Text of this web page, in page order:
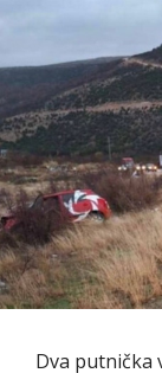
Dva putnička